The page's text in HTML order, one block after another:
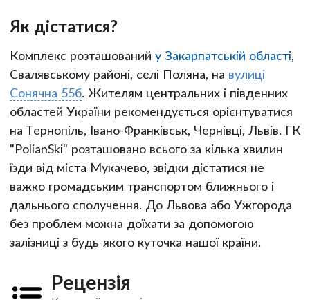
Як дістатися?
Комплекс розташований у Закарпатській області,
Свалявському районі, селі Поляна, на вулиці
Сонячна 55б. Жителям центральних і південних
областей України рекомендується орієнтуватися
на Тернопіль, Івано-Франківськ, Чернівці, Львів. ГК
"PolianSki" розташовано всього за кілька хвилин
їзди від міста Мукачево, звідки дістатися не
важко громадським транспортом ближнього і
дальнього сполучення. До Львова або Ужгорода
без проблем можна доїхати за допомогою
залізниці з будь-якого куточка нашої країни.
Рецензія